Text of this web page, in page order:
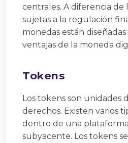
centrales. A diferencia de
sujetas a la regulación
monedas están
ventajas de la moneda
Tokens
Los tokens son unidades
derechos. Existen varios
dentro de una
subyacente. Los tokens